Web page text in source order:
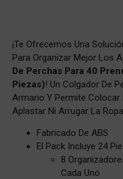
¡Te Ofrecemos Una
Para Organizar Mejor Los
De Perchas Para 40
Piezas)! Un Colgador De
Armario Y Permite Colocar
Aplastar Ni Arrugar La
Fabricado De ABS
El Pack Incluye 24
8
Cada Uno